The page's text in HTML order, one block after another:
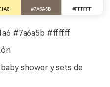
#7a6a5b #ffffff
shower y sets de